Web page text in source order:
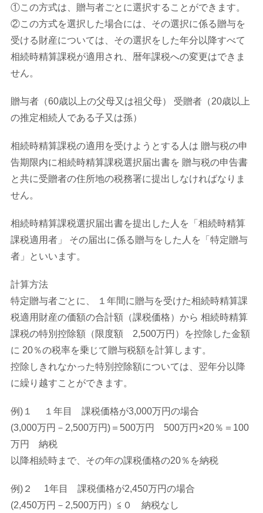
①この方式は、贈与者ごとに選択することができます。
②この方式を選択した場合には、その選択に係る贈与を
受ける財産については、その選択をした年分以降すべて
相続時精算課税が適用され、暦年課税への変更はできま
せん。
贈与者（60歳以上の父母又は祖父母） 受贈者（20歳以上
の推定相続人である子又は孫）
相続時精算課税の適用を受けようとする人は 贈与税の申
告期限内に相続時精算課税選択届出書を 贈与税の申告書
と共に受贈者の住所地の税務署に提出しなければなりま
せん。
相続時精算課税選択届出書を提出した人を「相続時精算
課税適用者」 その届出に係る贈与をした人を「特定贈与
者」といいます。
計算方法
特定贈与者ごとに、 １年間に贈与を受けた相続時精算課
税適用財産の価額の合計額（課税価格）から 相続時精算
課税の特別控除額（限度額 2,500万円）を控除した金額
に 20％の税率を乗じて贈与税額を計算します。
控除しきれなかった特別控除額については、翌年分以降
に繰り越すことができます。
例)１ １年目 課税価格が3,000万円の場合
(3,000万円－2,500万円)＝500万円 500万円×20％＝100
万円 納税
以降相続時まで、その年の課税価格の20％を納税
例)２ 1年目 課税価格が2,450万円の場合
(2,450万円－2,500万円）≦０ 納税なし